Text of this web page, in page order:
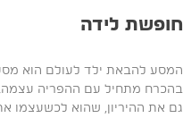
חופשת לידה
המסע להבאת ילד לעולם הוא
בהכרח מתחיל עם ההפריה
גם את ההיריון, שהוא לכשעצמו